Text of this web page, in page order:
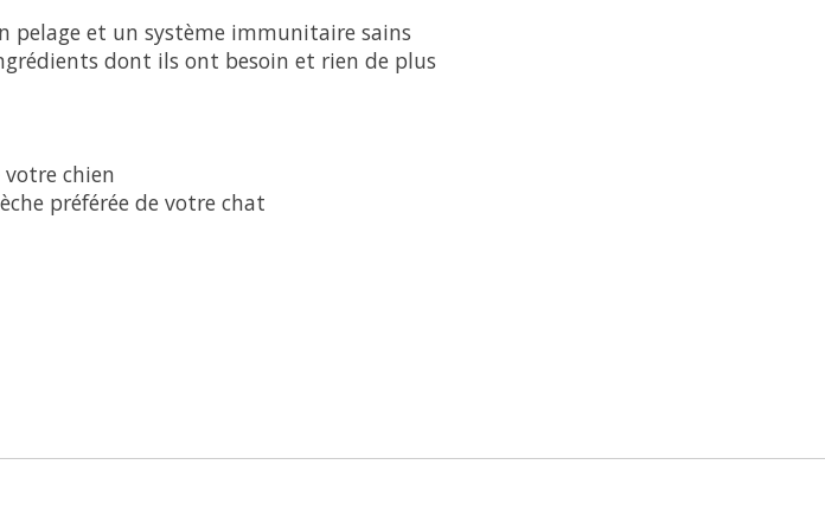
pelage et un système immunitaire sains
dont ils ont besoin et rien de plus
chien
préférée de votre chat